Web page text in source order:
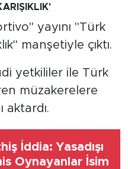
yayını "Türk
manşetiyle çıktı.
yetkililer ile Türk
müzakerelere
aktardı.
İddia: Yasadışı
Oynayanlar İsim